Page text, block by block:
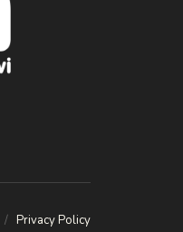
Privacy Policy